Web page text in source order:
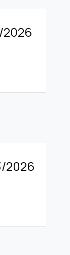
2026
2026